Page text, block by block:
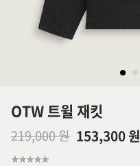
OTW 트윌 재킷
219,000 원 153,300 원